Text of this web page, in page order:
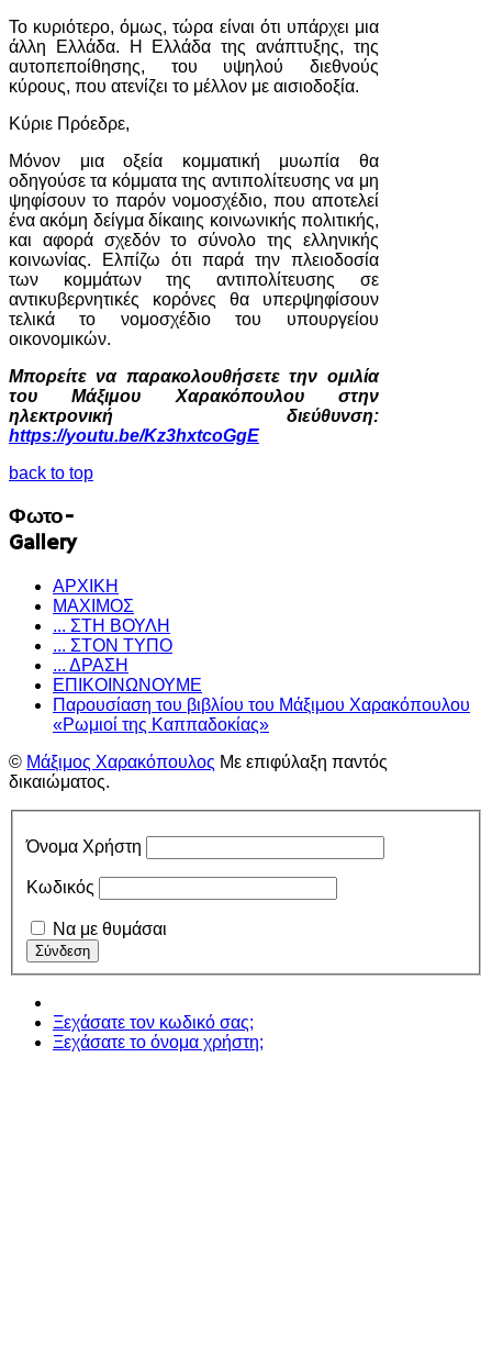
Το κυριότερο, όμως, τώρα είναι ότι υπάρχει μια
άλλη Ελλάδα. Η Ελλάδα της ανάπτυξης, της
αυτοπεποίθησης, του υψηλού διεθνούς
κύρους, που ατενίζει το μέλλον με αισιοδοξία.
Κύριε Πρόεδρε,
Μόνον μια οξεία κομματική μυωπία θα
οδηγούσε τα κόμματα της αντιπολίτευσης να μη
ψηφίσουν το παρόν νομοσχέδιο, που αποτελεί
ένα ακόμη δείγμα δίκαιης κοινωνικής πολιτικής,
και αφορά σχεδόν το σύνολο της ελληνικής
κοινωνίας. Ελπίζω ότι παρά την πλειοδοσία
των κομμάτων της αντιπολίτευσης σε
αντικυβερνητικές κορόνες θα υπερψηφίσουν
τελικά το νομοσχέδιο του υπουργείου
οικονομικών.
Μπορείτε να παρακολουθήσετε την ομιλία
του Μάξιμου Χαρακόπουλου στην
ηλεκτρονική διεύθυνση:
https://youtu.be/Kz3hxtcoGgE
back to top
Φωτο-
Gallery
ΑΡΧΙΚΗ
ΜΑΧΙΜΟΣ
... ΣΤΗ ΒΟΥΛΗ
... ΣΤΟΝ ΤΥΠΟ
... ΔΡΑΣΗ
ΕΠΙΚΟΙΝΩΝΟΥΜΕ
Παρουσίαση του βιβλίου του Μάξιμου Χαρακόπουλου
«Ρωμιοί της Καππαδοκίας»
© Μάξιμος Χαρακόπουλος Με επιφύλαξη παντός
δικαιώματος.
Όνομα Χρήστη
Κωδικός
Να με θυμάσαι
Ξεχάσατε τον κωδικό σας;
Ξεχάσατε το όνομα χρήστη;